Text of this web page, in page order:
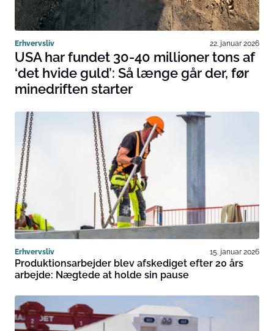
Erhvervsliv 22. januar 2026
USA har fundet 30-40 millioner tons af
‘det hvide guld’: Så længe går der, før
minedriften starter
Erhvervsliv 15. januar 2026
Produktionsarbejder blev afskediget efter 20 års
arbejde: Nægtede at holde sin pause